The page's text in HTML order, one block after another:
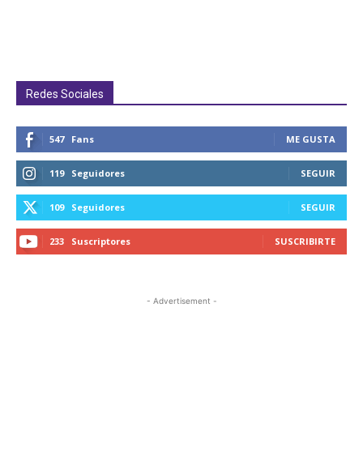
Redes Sociales
547 Fans ME GUSTA
119 Seguidores SEGUIR
109 Seguidores SEGUIR
233 Suscriptores SUSCRIBIRTE
- Advertisement -